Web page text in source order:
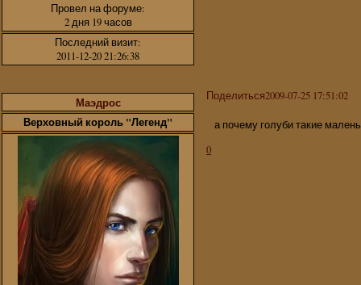
Провел на форуме:
2 дня 19 часов
Последний визит:
2011-12-20 21:26:38
Поделиться2009-07-25 17:51:02
Маэдрос
Верховный король "Легенд"
а почему голуби такие
0